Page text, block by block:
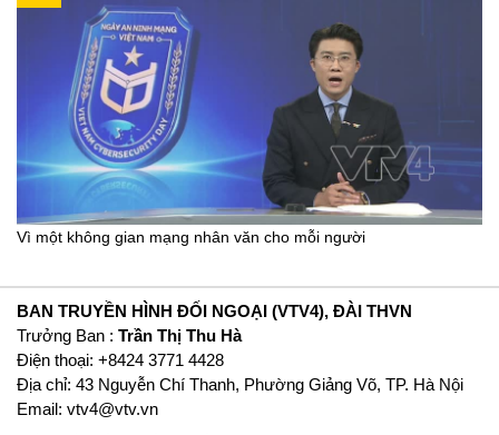
Vì một không gian mạng nhân văn cho mỗi người
BAN TRUYỀN HÌNH ĐỐI NGOẠI (VTV4), ĐÀI THVN
Trưởng Ban : Trần Thị Thu Hà
Ðiện thoại: +8424 3771 4428
Địa chỉ: 43 Nguyễn Chí Thanh, Phường Giảng Võ, TP. Hà Nội
Email: vtv4@vtv.vn